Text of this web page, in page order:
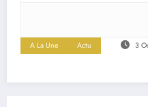
A La Une Actu 3